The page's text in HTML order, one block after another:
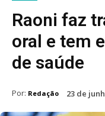
Raoni faz
oral e tem
de saúde
Por: Redação 23 de